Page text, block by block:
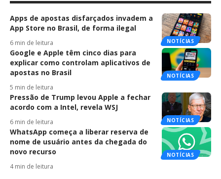
NOTÍCIAS
Apps de apostas disfarçados invadem a
App Store no Brasil, de forma ilegal
6 min de leitura
NOTÍCIAS
Google e Apple têm cinco dias para
explicar como controlam aplicativos de
apostas no Brasil
5 min de leitura
NOTÍCIAS
Pressão de Trump levou Apple a fechar
acordo com a Intel, revela WSJ
6 min de leitura
NOTÍCIAS
WhatsApp começa a liberar reserva de
nome de usuário antes da chegada do
novo recurso
4 min de leitura